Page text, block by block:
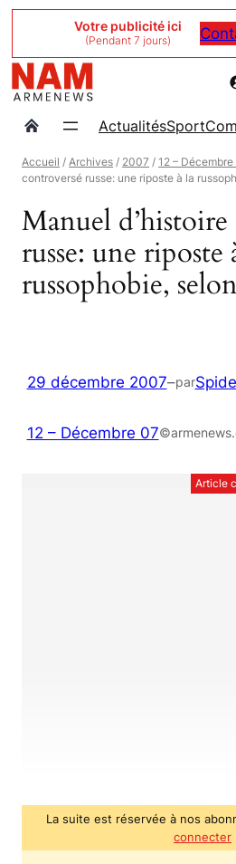
contenu
Votre publicité ici
(Pendant 7 jours)
ActualitésSport
Accueil /Archives / 2007 /12 – Décembre
controversé russe: une riposte à la
Manuel
russe: une riposte
russophobie,
29 décembre 2007–par
12 – Décembre 07
Article
La suite est réservée à nos
connecter